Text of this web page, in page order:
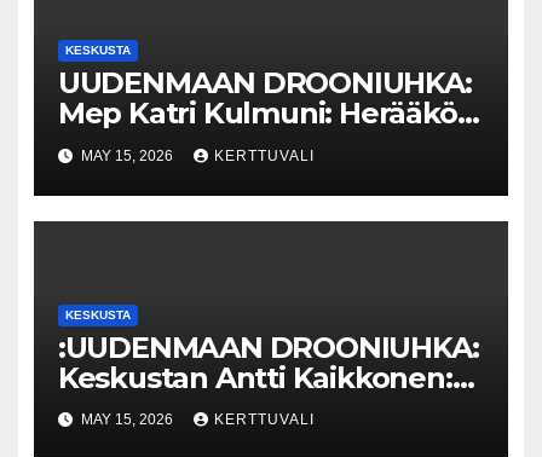
KESKUSTA
UUDENMAAN DROONIUHKA:
Mep Katri Kulmuni: Herääkö
hallitus ja viranomaiset vasta,
kun uhka koskee
Uuttamaata?
MAY 15, 2026 KERTTUVALI
KESKUSTA
:UUDENMAAN DROONIUHKA:
Keskustan Antti Kaikkonen:
Vauhtia
viranomaistiedotukseen!
MAY 15, 2026 KERTTUVALI